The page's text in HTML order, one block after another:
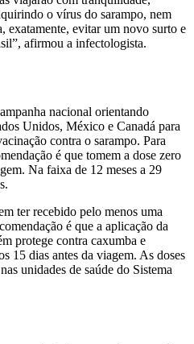
o vírus do sarampo, nem
exatamente, evitar um novo surto e
afirmou a infectologista.
nacional orientando
Unidos, México e Canadá para
contra o sarampo. Para
é que tomem a dose zero
Na faixa de 12 meses a 29
ter recebido pelo menos uma
é que a aplicação da
protege contra caxumba e
15 dias antes da viagem. As doses
unidades de saúde do Sistema